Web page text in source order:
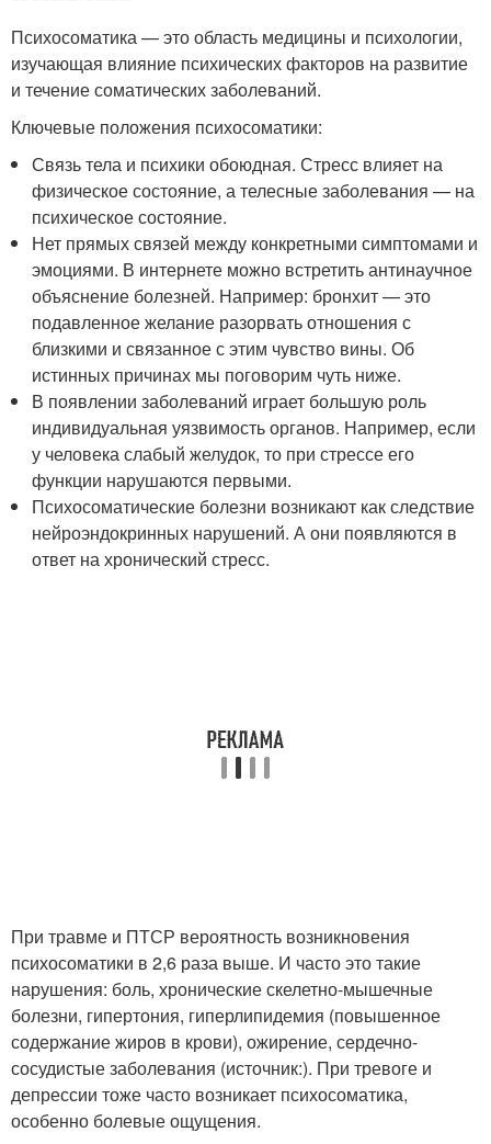
Психосоматика — это область медицины и психологии,
изучающая влияние психических факторов на развитие
и течение соматических заболеваний.
Ключевые положения психосоматики:
Связь тела и психики обоюдная. Стресс влияет на
физическое состояние, а телесные заболевания — на
психическое состояние.
Нет прямых связей между конкретными симптомами и
эмоциями. В интернете можно встретить антинаучное
объяснение болезней. Например: бронхит — это
подавленное желание разорвать отношения с
близкими и связанное с этим чувство вины. Об
истинных причинах мы поговорим чуть ниже.
В появлении заболеваний играет большую роль
индивидуальная уязвимость органов. Например, если
у человека слабый желудок, то при стрессе его
функции нарушаются первыми.
Психосоматические болезни возникают как следствие
нейроэндокринных нарушений. А они появляются в
ответ на хронический стресс.
При травме и ПТСР вероятность возникновения
психосоматики в 2,6 раза выше. И часто это такие
нарушения: боль, хронические скелетно-мышечные
болезни, гипертония, гиперлипидемия (повышенное
содержание жиров в крови), ожирение, сердечно-
сосудистые заболевания (источник:). При тревоге и
депрессии тоже часто возникает психосоматика,
особенно болевые ощущения.